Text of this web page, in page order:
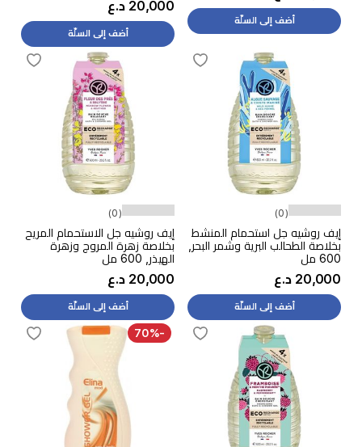
أضف إلى السلّة
20,000 د.ع
أضف إلى السلّة
(0)
إيف روشيه جل استحمام المنشط
بخلاصة الطحالب البرية وشمر البحر,
600 مل
20,000 د.ع
أضف إلى السلّة
(0)
إيف روشيه جل الاستحمام المريح
بخلاصة زهرة المروج وزهرة
الهيذر, 600 مل
20,000 د.ع
أضف إلى السلّة
-70%